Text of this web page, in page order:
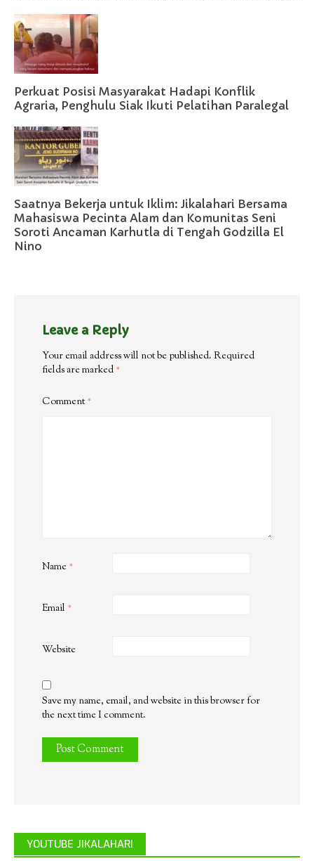
Perkuat Posisi Masyarakat Hadapi Konflik
Agraria, Penghulu Siak Ikuti Pelatihan Paralegal
Saatnya Bekerja untuk Iklim: Jikalahari Bersama
Mahasiswa Pecinta Alam dan Komunitas Seni
Soroti Ancaman Karhutla di Tengah Godzilla El
Nino
Leave a Reply
Your email address will not be published. Required
fields are marked *
Comment*
Name *
Email *
Website
Save my name, email, and website in this browser for
the next time I comment.
YOUTUBE JIKALAHARI